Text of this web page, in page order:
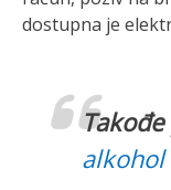
dostupna je